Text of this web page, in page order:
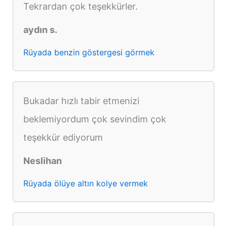
Tekrardan çok teşekkürler.
aydın s.
Rüyada benzin göstergesi görmek
Bukadar hızlı tabir etmenizi
beklemiyordum çok sevindim çok
teşekkür ediyorum
Neslihan
Rüyada ölüye altın kolye vermek